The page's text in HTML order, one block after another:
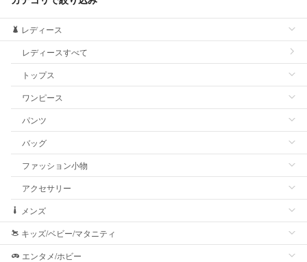
レディース
レディースすべて
トップス
ワンピース
パンツ
バッグ
ファッション小物
アクセサリー
メンズ
キッズ/ベビー/マタニティ
エンタメ/ホビー